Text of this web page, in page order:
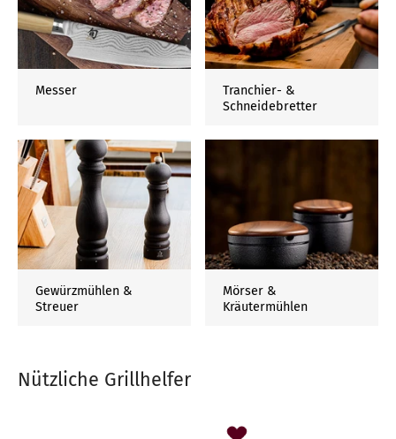
Messer
Tranchier- &
Schneidebretter
Gewürzmühlen &
Streuer
Mörser &
Kräutermühlen
Nützliche Grillhelfer